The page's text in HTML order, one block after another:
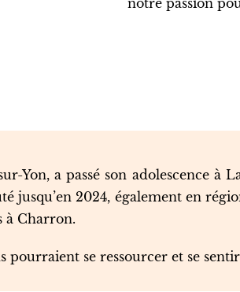
notre passion
Yon, a passé son adolescence à
jusqu’en 2024, également en
à Charron.
pourraient se ressourcer et se